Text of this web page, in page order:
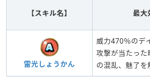
【スキル名】 最大
雷光しょうかん
威力470％のデ
攻撃が当たった
の混乱、魅了を